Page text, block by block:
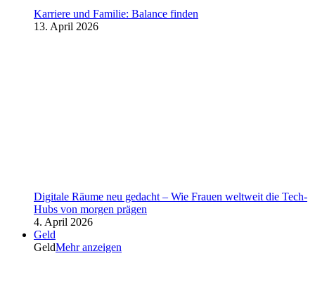
Karriere und Familie: Balance finden
13. April 2026
Digitale Räume neu gedacht – Wie Frauen weltweit die Tech-
Hubs von morgen prägen
4. April 2026
Geld
GeldMehr anzeigen